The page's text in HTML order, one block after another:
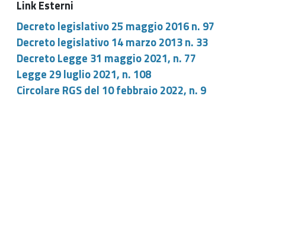
Link Esterni
Decreto legislativo 25 maggio 2016 n. 97
Decreto legislativo 14 marzo 2013 n. 33
Decreto Legge 31 maggio 2021, n. 77
Legge 29 luglio 2021, n. 108
Circolare RGS del 10 febbraio 2022, n. 9